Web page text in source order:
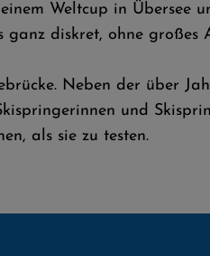
Weltcup in Übersee
diskret, ohne großes
Neben der über
und
als sie zu testen.